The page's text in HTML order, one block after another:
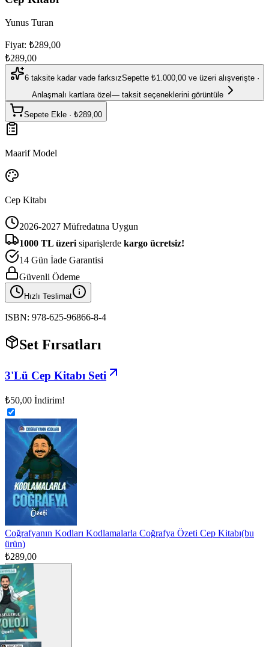
Yunus Turan
Fiyat: ₺289,00
₺289,00
6 taksite kadar vade farksızSepette ₺1.000,00 ve üzeri alışverişte ·
Anlaşmalı kartlara özel — taksit seçeneklerini görüntüle
Sepete Ekle · ₺289,00
Maarif Model
Cep Kitabı
2026-2027 Müfredatına Uygun
1000 TL üzeri siparişlerde kargo ücretsiz!
14 Gün İade Garantisi
Güvenli Ödeme
Hızlı Teslimat
ISBN: 978-625-96866-8-4
Set Fırsatları
3'Lü Cep Kitabı Seti
₺50,00 İndirim!
Coğrafyanın Kodları Kodlamalarla Coğrafya Özeti Cep Kitabı(bu
ürün)
₺289,00